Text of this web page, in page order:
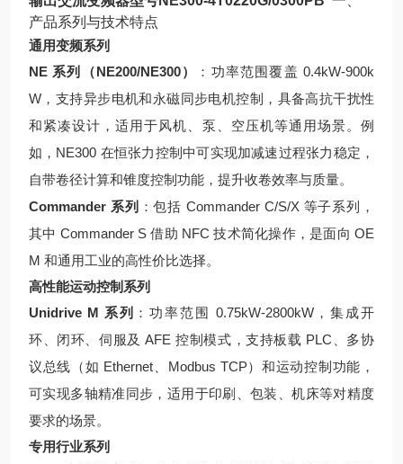
产品系列与技术特点
通用变频系列
NE 系列（NE200/NE300）
：功率范围覆盖 0.4kW-900k
W，支持异步电机和永磁同步电机控制，具备高抗干扰性
和紧凑设计，适用于风机、泵、空压机等通用场景。例
如，NE300 在恒张力控制中可实现加减速过程张力稳定，
自带卷径计算和锥度控制功能，提升收卷效率与质量。
Commander 系列 ：包括 Commander C/S/X 等子系列，
其中 Commander S 借助 NFC 技术简化操作，是面向 OE
M 和通用工业的高性价比选择。
高性能运动控制系列
Unidrive M 系列 ：功率范围 0.75kW-2800kW，集成开
环、闭环、伺服及 AFE 控制模式，支持板载 PLC、多协
议总线（如 Ethernet、Modbus TCP）和运动控制功能，
可实现多轴精准同步，适用于印刷、包装、机床等对精度
要求的场景。
专用行业系列